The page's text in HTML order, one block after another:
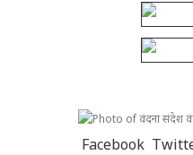
Facebook